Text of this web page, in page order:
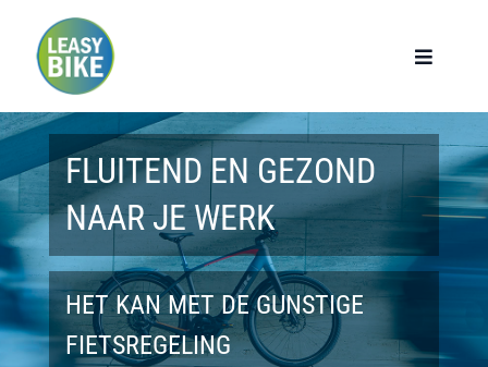
Toggle
Home
Werknemers
Werkgevers
Privé lease
FLUITEND EN GEZOND
NAAR JE WERK
HET KAN MET DE GUNSTIGE
FIETSREGELING